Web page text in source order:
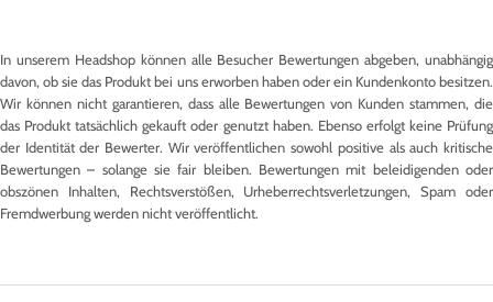
In unserem Headshop können alle Besucher Bewertungen abgeben, unabhängig
davon, ob sie das Produkt bei uns erworben haben oder ein Kundenkonto besitzen.
Wir können nicht garantieren, dass alle Bewertungen von Kunden stammen, die
das Produkt tatsächlich gekauft oder genutzt haben. Ebenso erfolgt keine Prüfung
der Identität der Bewerter. Wir veröffentlichen sowohl positive als auch kritische
Bewertungen – solange sie fair bleiben. Bewertungen mit beleidigenden oder
obszönen Inhalten, Rechtsverstößen, Urheberrechtsverletzungen, Spam oder
Fremdwerbung werden nicht veröffentlicht.